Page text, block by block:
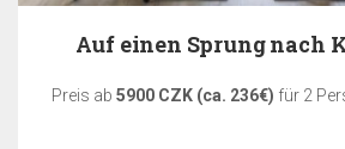
Auf einen Sprung nach
Preis ab 5900 CZK (ca. 236€) für 2